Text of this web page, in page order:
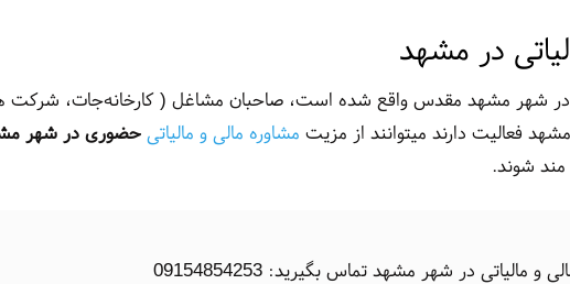
در مشهد
در شهر مشهد مقدس واقع شده است، صاحبان مشاغل ( کارخانه‌جات، شرکت
فعالیت دارند میتوانند از مزیت مشاوره مالی و مالیاتی حضوری در شهر
مند شوند.
در شهر مشهد تماس بگیرید: 09154854253